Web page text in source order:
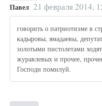
Павел 21 февраля 2014,
говорить о патриотизме в
кадыровы, ямадаевы,
золотыми пистолетами
журавлевых и прочее,
Господи помилуй.